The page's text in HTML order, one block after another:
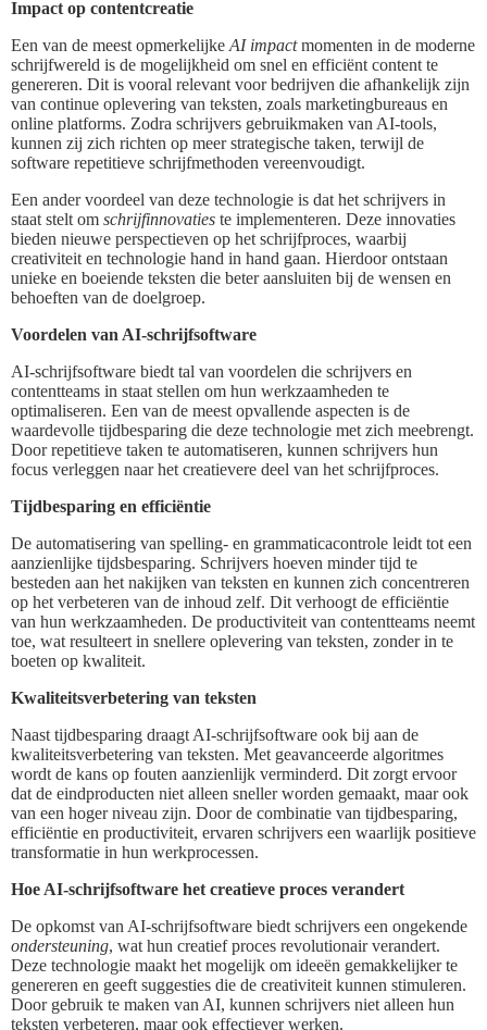
Impact op contentcreatie
Een van de meest opmerkelijke AI impactmomenten in de moderne
schrijfwereld is de mogelijkheid om snel en efficiënt content te
genereren. Dit is vooral relevant voor bedrijven die afhankelijk zijn
van continue oplevering van teksten, zoals marketingbureaus en
online platforms. Zodra schrijvers gebruikmaken van AI-tools,
kunnen zij zich richten op meer strategische taken, terwijl de
software repetitieve schrijfmethoden vereenvoudigt.
Een ander voordeel van deze technologie is dat het schrijvers in
staat stelt om schrijfinnovaties te implementeren. Deze innovaties
bieden nieuwe perspectieven op het schrijfproces, waarbij
creativiteit en technologie hand in hand gaan. Hierdoor ontstaan
unieke en boeiende teksten die beter aansluiten bij de wensen en
behoeften van de doelgroep.
Voordelen van AI-schrijfsoftware
AI-schrijfsoftware biedt tal van voordelen die schrijvers en
contentteams in staat stellen om hun werkzaamheden te
optimaliseren. Een van de meest opvallende aspecten is de
waardevolle tijdbesparing die deze technologie met zich meebrengt.
Door repetitieve taken te automatiseren, kunnen schrijvers hun
focus verleggen naar het creatievere deel van het schrijfproces.
Tijdbesparing en efficiëntie
De automatisering van spelling- en grammaticacontrole leidt tot een
aanzienlijke tijdsbesparing. Schrijvers hoeven minder tijd te
besteden aan het nakijken van teksten en kunnen zich concentreren
op het verbeteren van de inhoud zelf. Dit verhoogt de efficiëntie
van hun werkzaamheden. De productiviteit van contentteams neemt
toe, wat resulteert in snellere oplevering van teksten, zonder in te
boeten op kwaliteit.
Kwaliteitsverbetering van teksten
Naast tijdbesparing draagt AI-schrijfsoftware ook bij aan de
kwaliteitsverbetering van teksten. Met geavanceerde algoritmes
wordt de kans op fouten aanzienlijk verminderd. Dit zorgt ervoor
dat de eindproducten niet alleen sneller worden gemaakt, maar ook
van een hoger niveau zijn. Door de combinatie van tijdbesparing,
efficiëntie en productiviteit, ervaren schrijvers een waarlijk positieve
transformatie in hun werkprocessen.
Hoe AI-schrijfsoftware het creatieve proces verandert
De opkomst van AI-schrijfsoftware biedt schrijvers een ongekende
ondersteuning, wat hun creatief proces revolutionair verandert.
Deze technologie maakt het mogelijk om ideeën gemakkelijker te
genereren en geeft suggesties die de creativiteit kunnen stimuleren.
Door gebruik te maken van AI, kunnen schrijvers niet alleen hun
teksten verbeteren, maar ook effectiever werken.